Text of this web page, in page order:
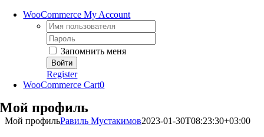
WooCommerce My Account
Username:
Password:
Запомнить меня
Register
WooCommerce Cart0
Мой профиль
Мой профильРавиль Мустакимов2023-01-30T08:23:30+03:00